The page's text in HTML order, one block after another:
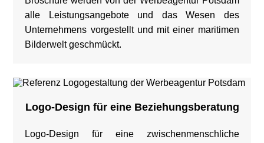
alle Leistungsangebote und das Wesen des
Unternehmens vorgestellt und mit einer maritimen
Bilderwelt geschmückt.
Logo-Design für eine Beziehungsberatung
Logo-Design für eine zwischenmenschliche